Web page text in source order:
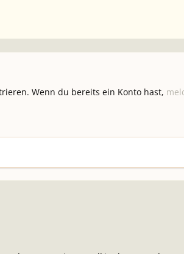
Wenn du bereits ein Konto hast,